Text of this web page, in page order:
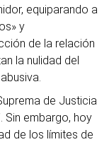
equiparando a
y
de la relación
la nulidad del
de Justicia
Sin embargo, hoy
de los límites de